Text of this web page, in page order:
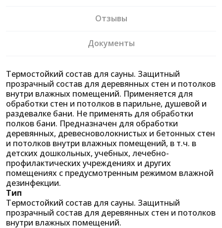
Отзывы
Документы
Термостойкий состав для сауны. Защитный
прозрачный состав для деревянных стен и потолков
внутри влажных помещений. Применяется для
обработки стен и потолков в парильне, душевой и
раздевалке бани. Не применять для обработки
полков бани. Предназначен для обработки
деревянных, древесноволокнистых и бетонных стен
и потолков внутри влажных помещений, в т.ч. в
детских дошкольных, учебных, лечебно-
профилактических учреждениях и других
помещениях с предусмотренным режимом влажной
дезинфекции.
Тип
Термостойкий состав для сауны. Защитный
прозрачный состав для деревянных стен и потолков
внутри влажных помещений.